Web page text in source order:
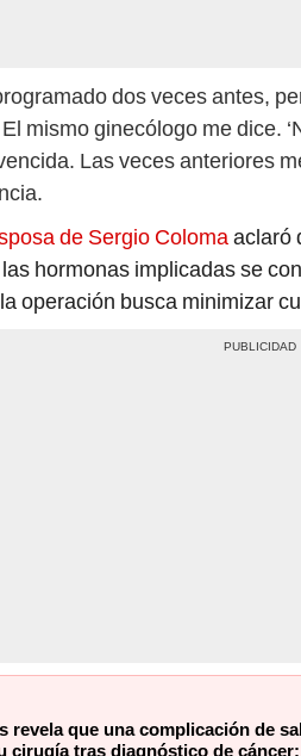
dos veces antes,
mismo ginecólogo me dice.
Las veces anteriores
de Sergio Colomaaclaró
hormonas implicadas se
operación busca minimizar
revela que una complicación de
cirugía tras diagnóstico de